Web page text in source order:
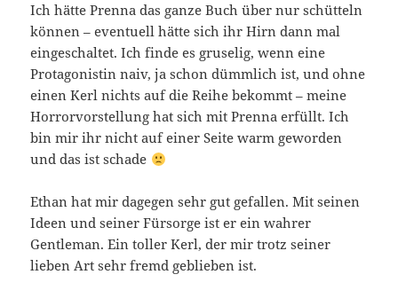
Ich hätte Prenna das ganze Buch über nur schütteln
können – eventuell hätte sich ihr Hirn dann mal
eingeschaltet. Ich finde es gruselig, wenn eine
Protagonistin naiv, ja schon dümmlich ist, und ohne
einen Kerl nichts auf die Reihe bekommt – meine
Horrorvorstellung hat sich mit Prenna erfüllt. Ich
bin mir ihr nicht auf einer Seite warm geworden
und das ist schade
Ethan hat mir dagegen sehr gut gefallen. Mit seinen
Ideen und seiner Fürsorge ist er ein wahrer
Gentleman. Ein toller Kerl, der mir trotz seiner
lieben Art sehr fremd geblieben ist.